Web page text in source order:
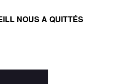
NOUS A QUITTÉS